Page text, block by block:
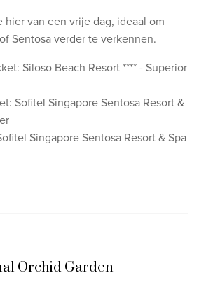
van een vrije dag, ideaal om
Sentosa verder te verkennen.
Siloso Beach Resort **** - Superior
Sofitel Singapore Sentosa Resort &
Singapore Sentosa Resort & Spa
Orchid Garden